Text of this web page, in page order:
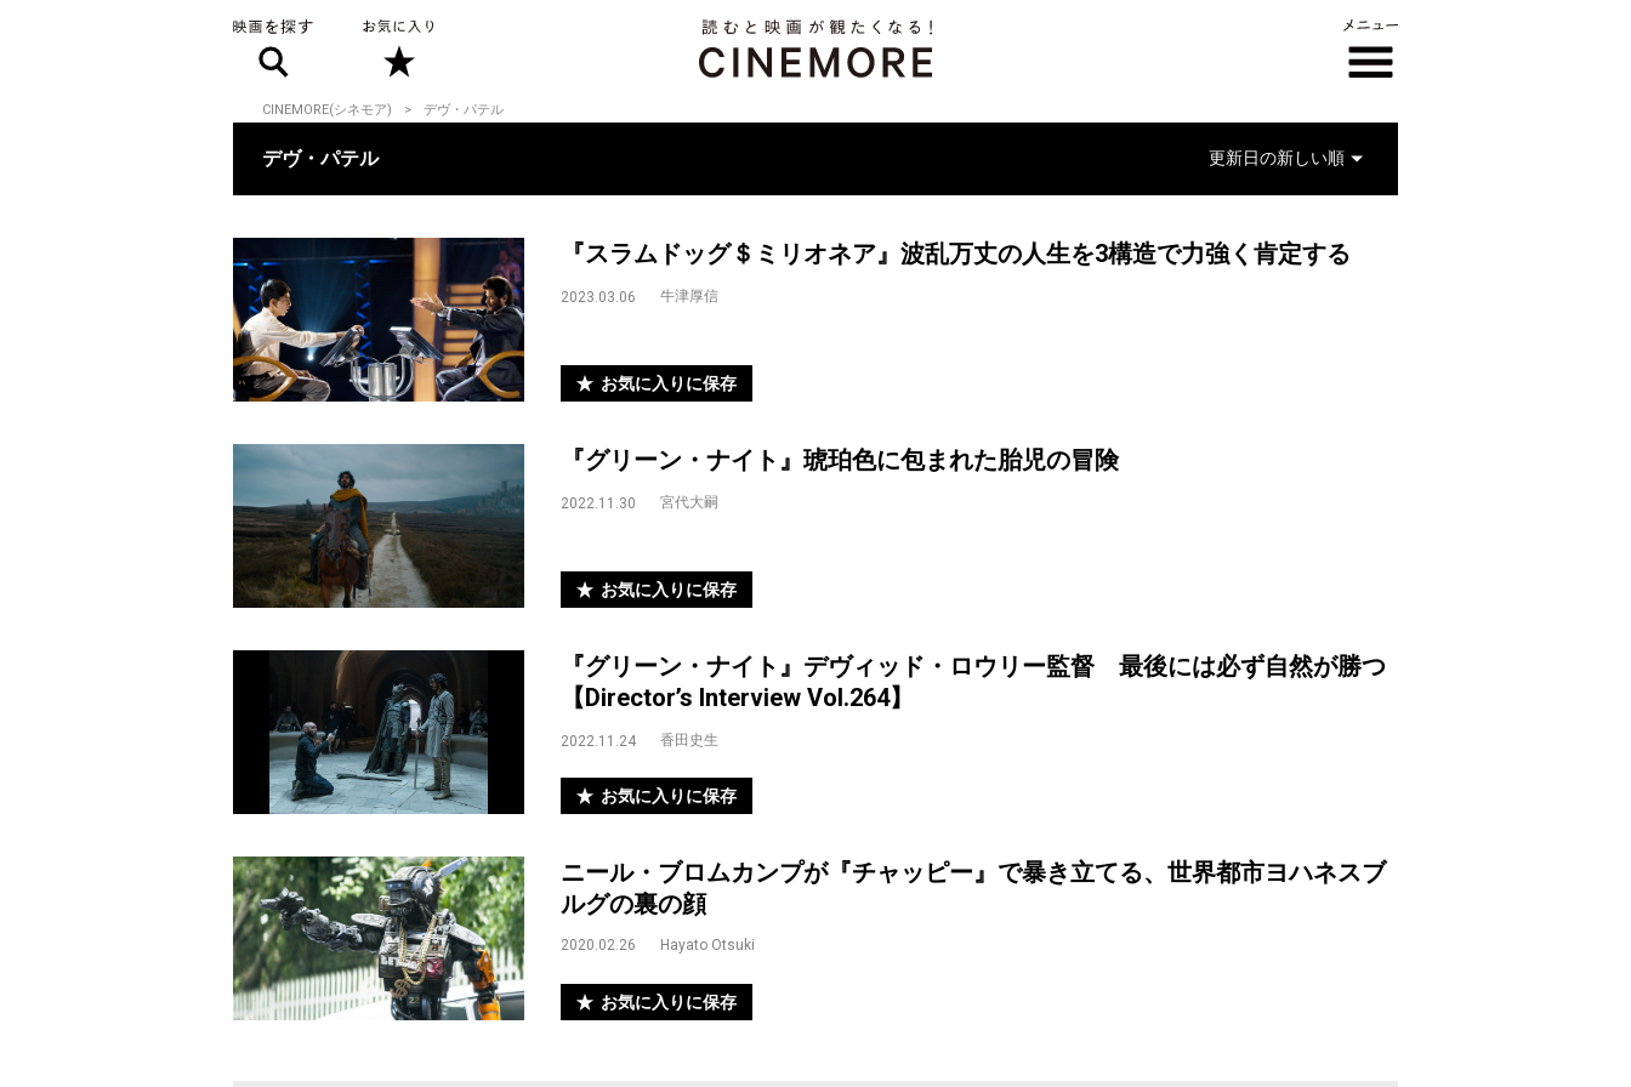
CINEMORE(シネモア) デヴ・パテル
デヴ・パテル
『スラムドッグ＄ミリオネア』波乱万丈の人生を3構造で力強く肯定する
2023.03.06 牛津厚信
お気に入りに保存
『グリーン・ナイト』琥珀色に包まれた胎児の冒険
2022.11.30 宮代大嗣
お気に入りに保存
『グリーン・ナイト』デヴィッド・ロウリー監督 最後には必ず自然が勝つ
【Director’s Interview Vol.264】
2022.11.24 香田史生
お気に入りに保存
ニール・ブロムカンプが『チャッピー』で暴き立てる、世界都市ヨハネスブ
ルグの裏の顔
2020.02.26 Hayato Otsuki
お気に入りに保存